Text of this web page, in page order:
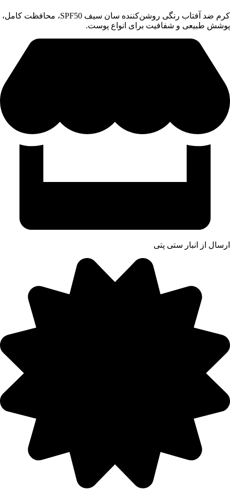
کرم ضد آفتاب رنگی روشن‌کننده سان سیف SPF50، محافظت کامل،
پوشش طبیعی و شفافیت برای انواع پوست.
ارسال از انبار ستی پتی